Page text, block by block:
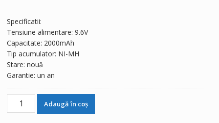
Specificatii:
Tensiune alimentare: 9.6V
Capacitate: 2000mAh
Tip acumulator: NI-MH
Stare: nouă
Garantie: un an
Cantitate
Baterie
Adaugă în coș